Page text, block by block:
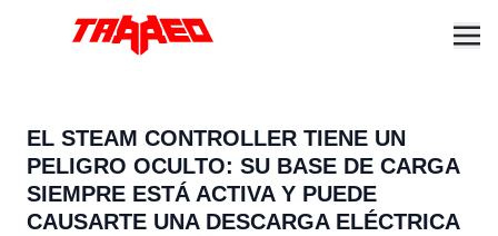
EL STEAM CONTROLLER TIENE UN
PELIGRO OCULTO: SU BASE DE CARGA
SIEMPRE ESTÁ ACTIVA Y PUEDE
CAUSARTE UNA DESCARGA ELÉCTRICA